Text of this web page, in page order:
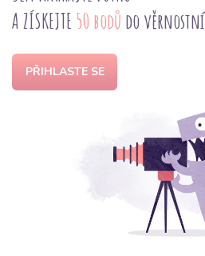
A ZÍSKEJTE 50 bodů do
PŘIHLASTE SE